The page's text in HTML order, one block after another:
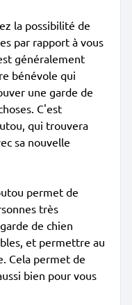
la possibilité de
par rapport à vous
généralement
bénévole qui
une garde de
C'est
qui trouvera
sa nouvelle
permet de
très
de chien
et permettre au
Cela permet de
bien pour vous